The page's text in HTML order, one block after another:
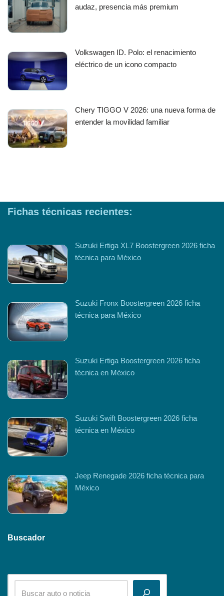
audaz, presencia más premium
Volkswagen ID. Polo: el renacimiento
eléctrico de un icono compacto
Chery TIGGO V 2026: una nueva forma de
entender la movilidad familiar
Fichas técnicas recientes:
Suzuki Ertiga XL7 Boostergreen 2026 ficha
técnica para México
Suzuki Fronx Boostergreen 2026 ficha
técnica para México
Suzuki Ertiga Boostergreen 2026 ficha
técnica en México
Suzuki Swift Boostergreen 2026 ficha
técnica en México
Jeep Renegade 2026 ficha técnica para
México
Buscador